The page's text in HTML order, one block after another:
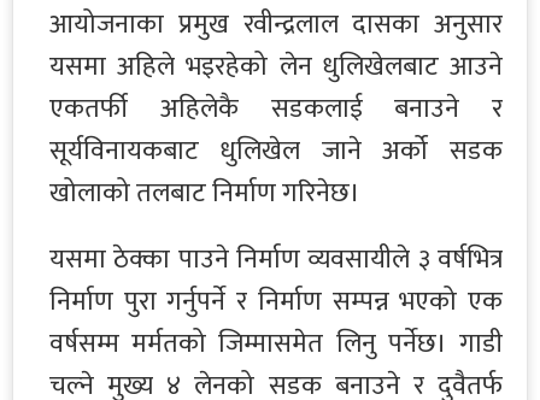
आयोजनाका प्रमुख रवीन्द्रलाल दासका अनुसार
यसमा अहिले भइरहेको लेन धुलिखेलबाट आउने
एकतर्फी अहिलेकै सडकलाई बनाउने र
सूर्यविनायकबाट धुलिखेल जाने अर्को सडक
खोलाको तलबाट निर्माण गरिनेछ।
यसमा ठेक्का पाउने निर्माण व्यवसायीले ३ वर्षभित्र
निर्माण पुरा गर्नुपर्ने र निर्माण सम्पन्न भएको एक
वर्षसम्म मर्मतको जिम्मासमेत लिनु पर्नेछ। गाडी
चल्ने मुख्य ४ लेनको सडक बनाउने र दुवैतर्फ